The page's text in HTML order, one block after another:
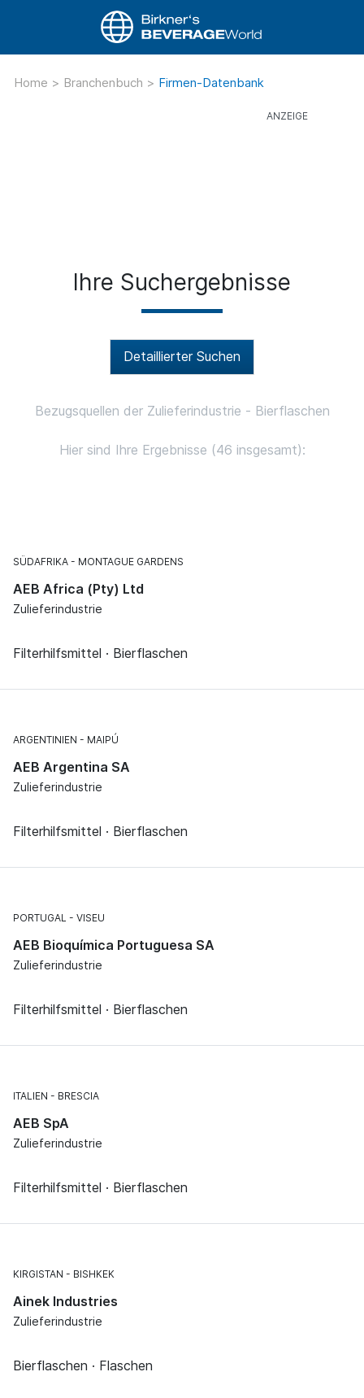
Home > Branchenbuch > Firmen-Datenbank
Ihre Suchergebnisse
Detaillierter Suchen
Bezugsquellen der Zulieferindustrie - Bierflaschen
Hier sind Ihre Ergebnisse (46 insgesamt):
SÜDAFRIKA MONTAGUE GARDENS
AEB Africa (Pty) Ltd
Zulieferindustrie
Filterhilfsmittel · Bierflaschen
ARGENTINIEN MAIPÚ
AEB Argentina SA
Zulieferindustrie
Filterhilfsmittel · Bierflaschen
PORTUGAL VISEU
AEB Bioquímica Portuguesa SA
Zulieferindustrie
Filterhilfsmittel · Bierflaschen
ITALIEN BRESCIA
AEB SpA
Zulieferindustrie
Filterhilfsmittel · Bierflaschen
KIRGISTAN BISHKEK
Ainek Industries
Zulieferindustrie
Bierflaschen · Flaschen